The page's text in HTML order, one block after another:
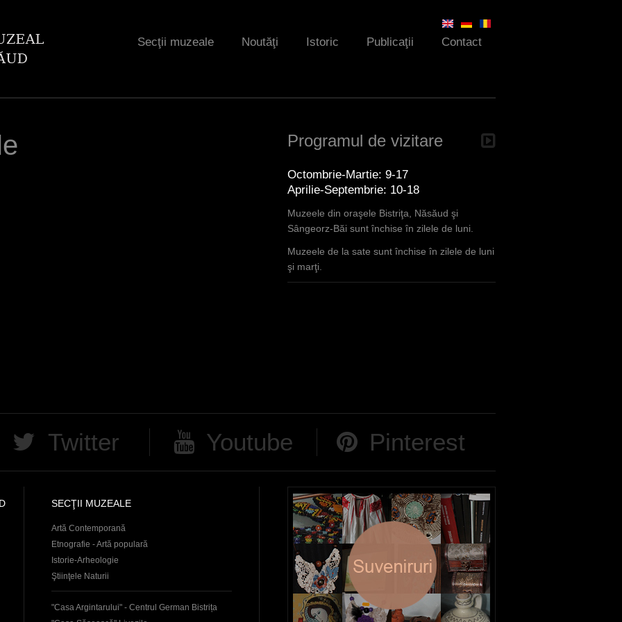
Secţii muzeale Noutăţi Istoric Publicaţii Contact
Programul de vizitare
Octombrie-Martie: 9-17
Aprilie-Septembrie: 10-18
Muzeele din oraşele Bistriţa, Năsăud şi
Sângeorz-Băi sunt închise în zilele de luni.
Muzeele de la sate sunt închise în zilele de luni
şi marţi.
Twitter Youtube Pinterest
SECŢII MUZEALE
Artă Contemporană
Etnografie - Artă populară
Istorie-Arheologie
Ştiinţele Naturii
"Casa Argintarului" - Centrul German Bistrița